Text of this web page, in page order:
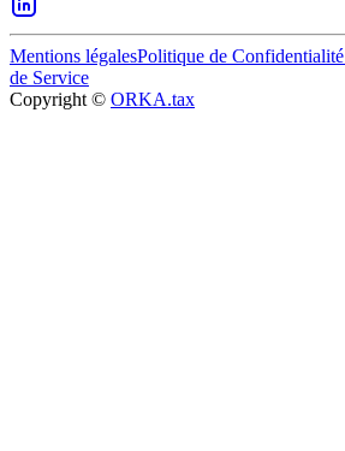
Mentions légalesPolitique de Confidentialité
de Service
Copyright © ORKA.tax